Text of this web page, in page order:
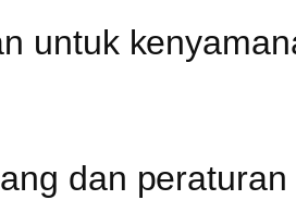
untuk
dan peraturan